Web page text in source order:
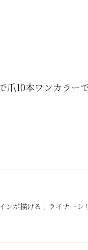
爪10本ワンカラ
ンが描ける！ライナーシ